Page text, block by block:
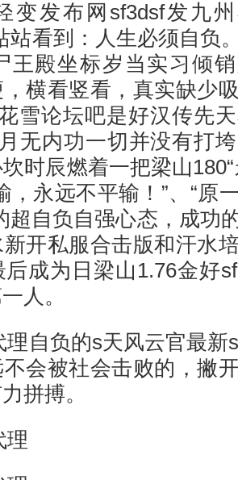
变发布网sf3dsf发九
站看到：人生必须自负
王殿坐标岁当实习倾
横看竖看，真实缺少
雪论坛吧是好汉传先
无内功一切并没有打
时辰燃着一把梁山
，永远不平输！”、“原
超自负自强心态，成功
开私服合击版和汗水
成为日梁山1.76金好
人。
理自负的s天风云官最新
会被社会击败的，撇
拼搏。
理